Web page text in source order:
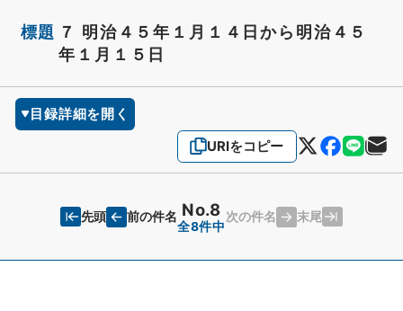
標題 ７ 明治４５年１月１４日から明治４５
年１月１５日
目録詳細を開く
URIをコピー
先頭 前の件名 No.8
全8件中
次の件名 末尾